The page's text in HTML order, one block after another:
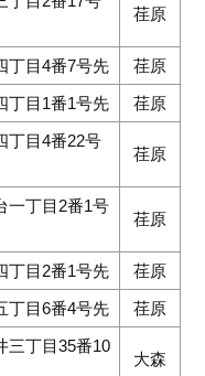
荏原
丁目4番7号先
荏原
丁目1番1号先 荏原
丁目4番22号
荏原
一丁目2番1号
荏原
丁目2番1号先
荏原
丁目6番4号先 荏原
三丁目35番10
大森